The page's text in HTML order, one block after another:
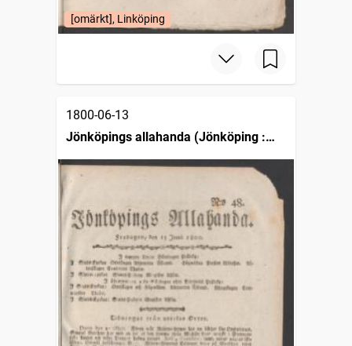
[omärkt], Linköping
1800-06-13
Jönköpings allahanda (Jönköping :
1797)